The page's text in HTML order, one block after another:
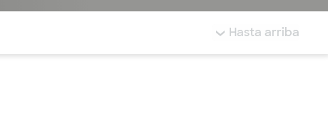
Hasta arriba